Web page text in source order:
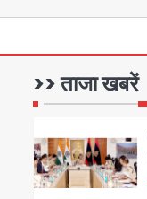
>> ताजा खबरें
1
2